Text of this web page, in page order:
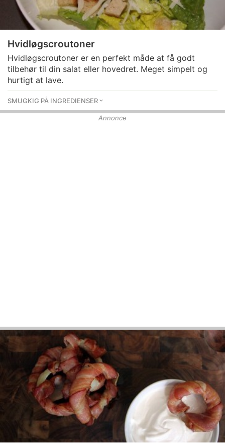
Hvidløgscroutoner
Hvidløgscroutoner er en perfekt måde at få godt
tilbehør til din salat eller hovedret. Meget simpelt og
hurtigt at lave.
SMUGKIG PÅ INGREDIENSER
Annonce